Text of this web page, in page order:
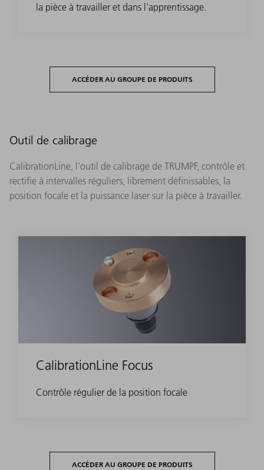
la pièce à travailler et dans l'apprentissage.
ACCÉDER AU GROUPE DE PRODUITS
Outil de calibrage
CalibrationLine, l'outil de calibrage de TRUMPF, contrôle et
rectifie à intervalles réguliers, librement définissables, la
position focale et la puissance laser sur la pièce à travailler.
CalibrationLine Focus
Contrôle régulier de la position focale
ACCÉDER AU GROUPE DE PRODUITS